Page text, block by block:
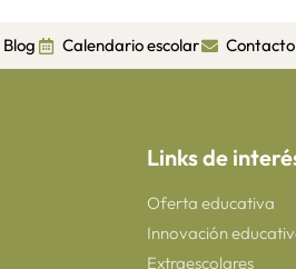
Blog Calendario escolar Contacto
Links de
Oferta educativa
Innovación
Extraescolares